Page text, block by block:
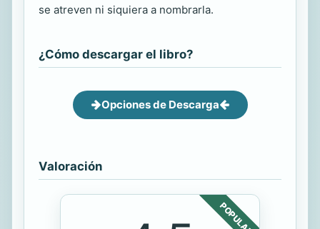
se atreven ni siquiera a nombrarla.
¿Cómo descargar el libro?
Opciones de Descarga
Valoración
POPULAR